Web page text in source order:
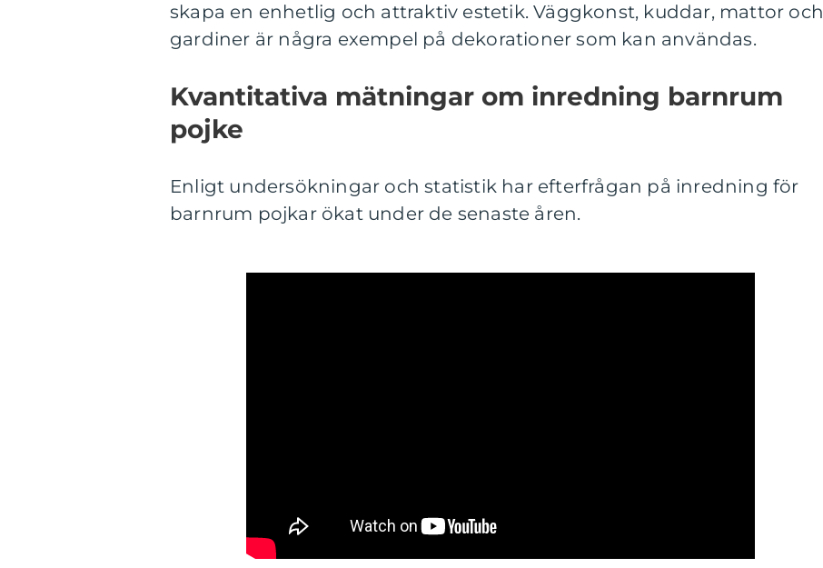
skapa en enhetlig och attraktiv estetik. Väggkonst, kuddar, mattor och
gardiner är några exempel på dekorationer som kan användas.
Kvantitativa mätningar om inredning barnrum
pojke
Enligt undersökningar och statistik har efterfrågan på inredning för
barnrum pojkar ökat under de senaste åren.